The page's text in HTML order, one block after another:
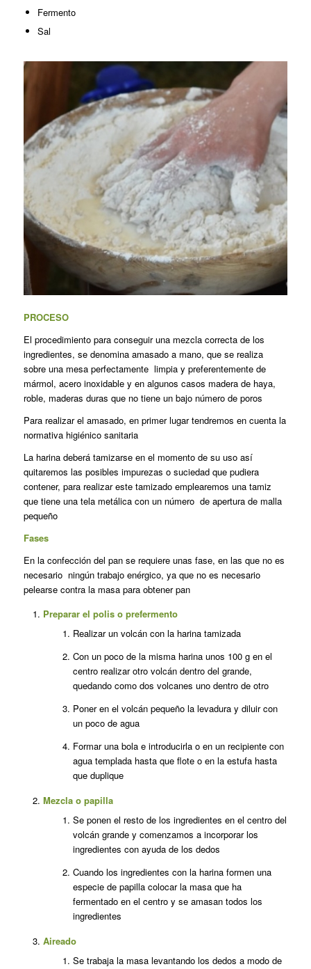
Fermento
Sal
PROCESO
El procedimiento para conseguir una mezcla correcta de los
ingredientes, se denomina amasado a mano, que se realiza
sobre una mesa perfectamente limpia y preferentemente de
mármol, acero inoxidable y en algunos casos madera de haya,
roble, maderas duras que no tiene un bajo número de poros
Para realizar el amasado, en primer lugar tendremos en cuenta la
normativa higiénico sanitaria
La harina deberá tamizarse en el momento de su uso así
quitaremos las posibles impurezas o suciedad que pudiera
contener, para realizar este tamizado emplearemos una tamiz
que tiene una tela metálica con un número de apertura de malla
pequeño
Fases
En la confección del pan se requiere unas fase, en las que no es
necesario ningún trabajo enérgico, ya que no es necesario
pelearse contra la masa para obtener pan
Preparar el polis o prefermento
Realizar un volcán con la harina tamizada
Con un poco de la misma harina unos 100 g en el
centro realizar otro volcán dentro del grande,
quedando como dos volcanes uno dentro de otro
Poner en el volcán pequeño la levadura y diluir con
un poco de agua
Formar una bola e introducirla o en un recipiente con
agua templada hasta que flote o en la estufa hasta
que duplique
Mezcla o papilla
Se ponen el resto de los ingredientes en el centro del
volcán grande y comenzamos a incorporar los
ingredientes con ayuda de los dedos
Cuando los ingredientes con la harina formen una
especie de papilla colocar la masa que ha
fermentado en el centro y se amasan todos los
ingredientes
Aireado
Se trabaja la masa levantando los dedos a modo de